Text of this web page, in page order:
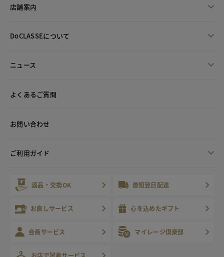
店舗案内
DoCLASSEについて
ニュース
よくあるご質問
お問い合わせ
ご利用ガイド
返品・交換OK 最短翌日配送
お直しサービス 心を込めたギフト
会員サービス マイレージ倶楽部
お店で試着サービス